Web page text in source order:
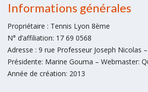
Informations générales
Propriétaire : Tennis Lyon 8ème
N° d’affiliation: 17 69 0568
Adresse : 9 rue Professeur Joseph Nicolas
Présidente: Marine Gouma – Webmaster:
Année de création: 2013